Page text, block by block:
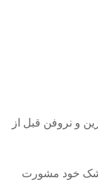
و نروفن قبل از
پزشک خود مشورت